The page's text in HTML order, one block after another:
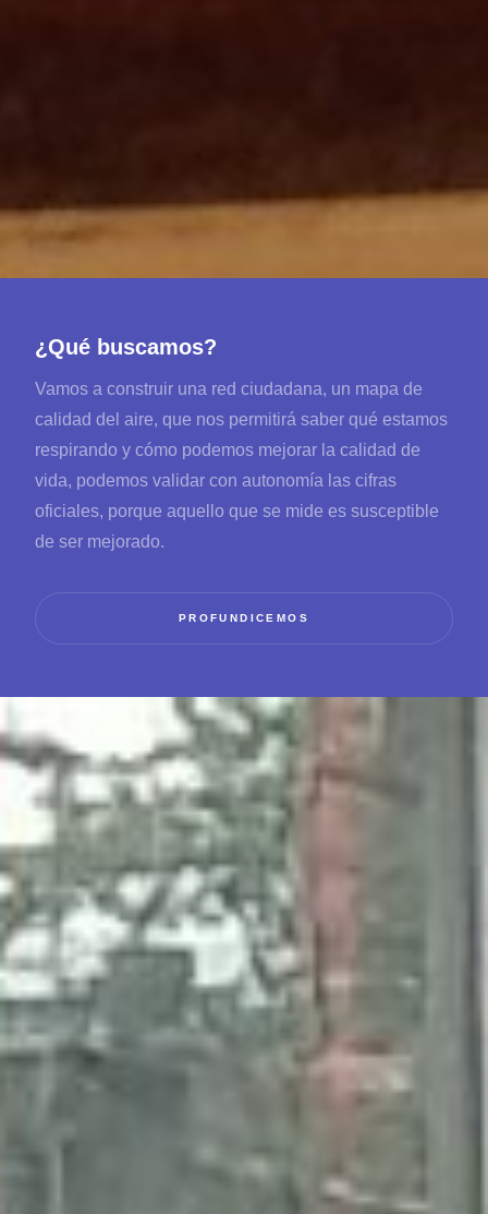
¿Qué buscamos?
Vamos a construir una red ciudadana, un mapa de
calidad del aire, que nos permitirá saber qué estamos
respirando y cómo podemos mejorar la calidad de
vida, podemos validar con autonomía las cifras
oficiales, porque aquello que se mide es susceptible
de ser mejorado.
PROFUNDICEMOS